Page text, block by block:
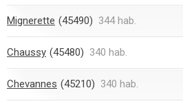
Mignerette (45490) 344 hab.
Chaussy (45480) 340 hab.
Chevannes (45210) 340 hab.